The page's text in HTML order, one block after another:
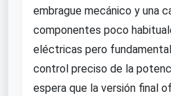
embrague mecánico y una
componentes poco
eléctricas pero
control preciso de la
espera que la versión final